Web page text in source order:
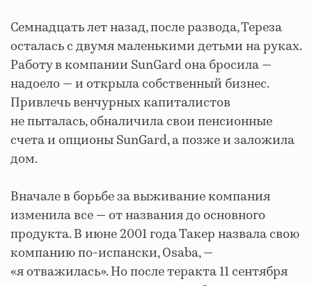
Семнадцать лет назад, после развода, Тереза
осталась с двумя маленькими детьми на руках.
Работу в компании SunGard она бросила —
надоело — и открыла собственный бизнес.
Привлечь венчурных капиталистов
не пыталась, обналичила свои пенсионные
счета и опционы SunGard, а позже и заложила
дом.
Вначале в борьбе за выживание компания
изменила все — от названия до основного
продукта. В июне 2001 года Такер назвала свою
компанию по-испански, Osaba, —
«я отважилась». Но после теракта 11 сентября